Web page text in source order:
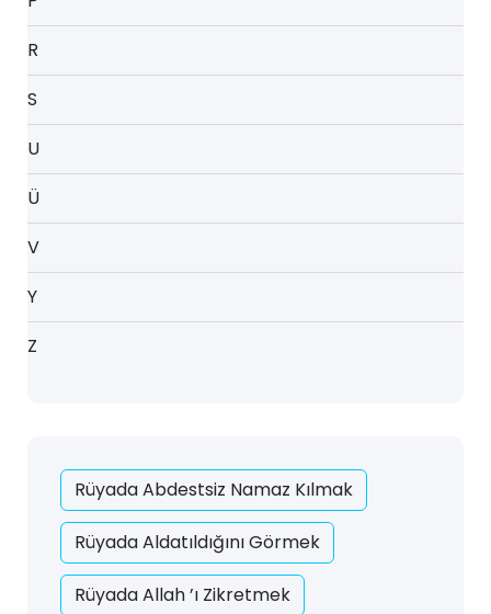
R
S
U
Ü
V
Y
Z
Rüyada Abdestsiz Namaz Kılmak
Rüyada Aldatıldığını Görmek
Rüyada Allah ’ı Zikretmek